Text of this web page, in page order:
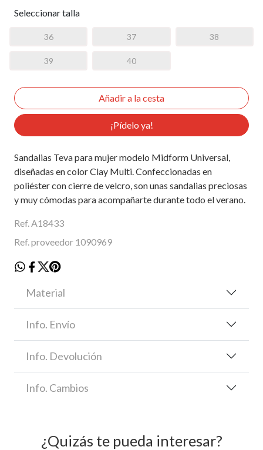
Seleccionar talla
36 37 38
39 40
¡Pídelo ya!
Sandalias Teva para mujer modelo Midform Universal,
diseñadas en color Clay Multi. Confeccionadas en
poliéster con cierre de velcro, son unas sandalias preciosas
y muy cómodas para acompañarte durante todo el verano.
Ref. A18433
Ref. proveedor 1090969
Material
Info. Envío
Info. Devolución
Info. Cambios
¿Quizás te pueda interesar?